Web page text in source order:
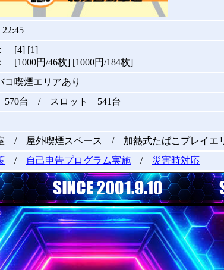
[4] [1]
[1000円/46枚] [1000円/184枚]
コ喫煙エリアあり
570台 / スロット 541台
/ 屋外喫煙スペース / 加熱式たばこプレイエ
/ 自己申告プログラム実施 / 災害時対応